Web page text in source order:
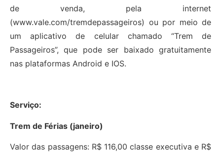
de venda, pela internet
(www.vale.com/tremdepassageiros) ou por meio de
um aplicativo de celular chamado “Trem de
Passageiros”, que pode ser baixado gratuitamente
nas plataformas Android e IOS.
Serviço:
Trem de Férias (janeiro)
Valor das passagens: R$ 116,00 classe executiva e R$